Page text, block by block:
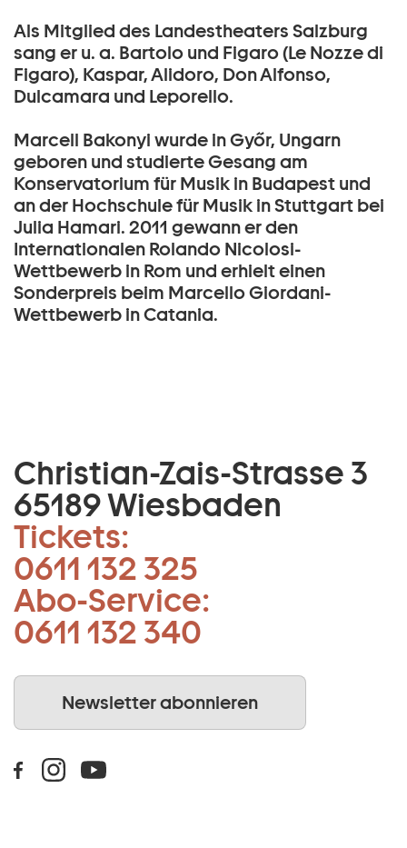
Als Mitglied des Landestheaters Salzburg
sang er u. a. Bartolo und Figaro (Le Nozze di
Figaro), Kaspar, Alidoro, Don Alfonso,
Dulcamara und Leporello.
Marcell Bakonyi wurde in Győr, Ungarn
geboren und studierte Gesang am
Konservatorium für Musik in Budapest und
an der Hochschule für Musik in Stuttgart bei
Julia Hamari. 2011 gewann er den
Internationalen Rolando Nicolosi-
Wettbewerb in Rom und erhielt einen
Sonderpreis beim Marcello Giordani-
Wettbewerb in Catania.
Christian-Zais-Strasse 3
65189 Wiesbaden
Tickets:
0611 132 325
Abo-Service:
0611 132 340
Newsletter abonnieren